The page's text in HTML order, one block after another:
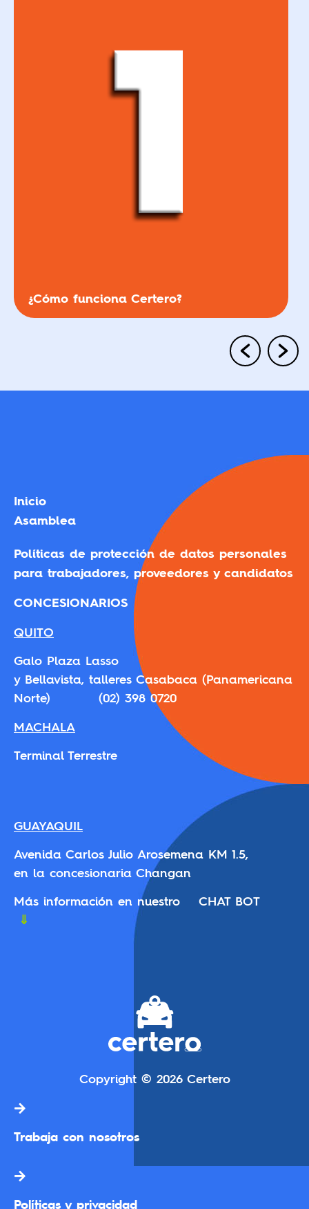
¿Cómo funciona Certero?
Inicio
Asamblea
Políticas de protección de datos personales
para trabajadores, proveedores y candidatos
CONCESIONARIOS
QUITO
Galo Plaza Lasso
y Bellavista, talleres Casabaca (Panamericana
Norte) (02) 398 0720
MACHALA
Terminal Terrestre
GUAYAQUIL
Avenida Carlos Julio Arosemena KM 1.5,
en la concesionaria Changan
Más información en nuestro CHAT BOT
⇓
Copyright © 2026 Certero
Trabaja con nosotros
Políticas y privacidad